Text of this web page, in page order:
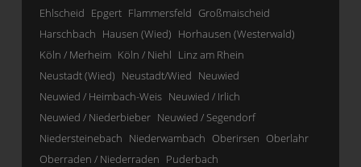
Ehlscheid Epgert Flammersfeld Großmaischeid
Harschbach Hausen (Wied) Horhausen (Westerwald)
Köln / Merheim Köln / Niehl Linz am Rhein
Neustadt (Wied) Neustadt/Wied Neuwied
Neuwied / Heimbach-Weis Neuwied / Irlich
Neuwied / Niederbieber Neuwied / Segendorf
Niedersteinebach Niederwambach Oberirsen Oberlahr
Oberraden / Niederraden Puderbach